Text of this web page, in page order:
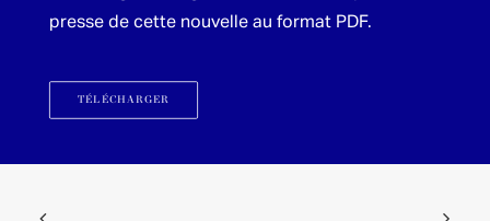
presse de cette nouvelle au format PDF.
TÉLÉCHARGER